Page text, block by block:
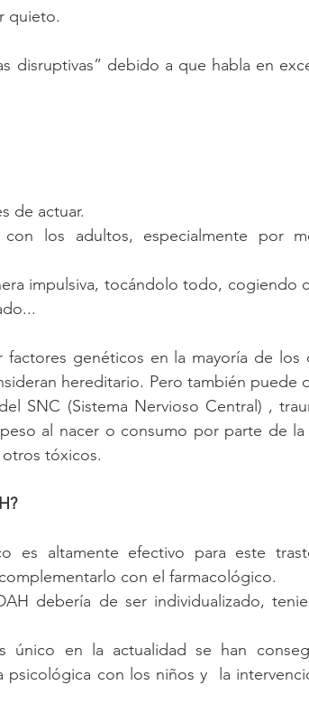
quieto.
disruptivas” debido a que habla en
de actuar.
los adultos, especialmente por
impulsiva, tocándolo todo, cogiendo
factores genéticos en la mayoría de los
hereditario. Pero también puede
SNC (Sistema Nervioso Central) ,
al nacer o consumo por parte de la
tóxicos.
es altamente efectivo para este
con el farmacológico.
debería de ser individualizado,
único en la actualidad se han
psicológica con los niños y  la